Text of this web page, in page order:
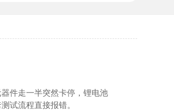
件走一半突然卡停，锂电池
试流程直接报错。